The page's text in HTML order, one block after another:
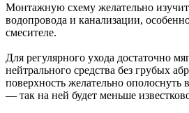
Монтажную схему желательно
водопровода и канализации,
смесителе.
Для регулярного ухода достаточно
нейтрального средства без грубых
поверхность желательно ополоснуть
— так на ней будет меньше